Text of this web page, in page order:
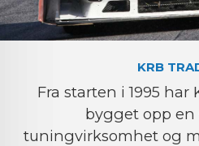
KRB
Fra starten i 1995 har
bygget opp en
tuningvirksomhet og